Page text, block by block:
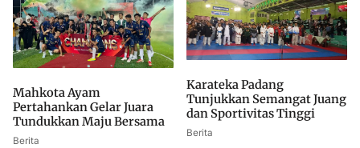
Mahkota Ayam
Pertahankan Gelar Juara
Tundukkan Maju Bersama
Berita
Karateka Padang
Tunjukkan Semangat Juang
dan Sportivitas Tinggi
Berita